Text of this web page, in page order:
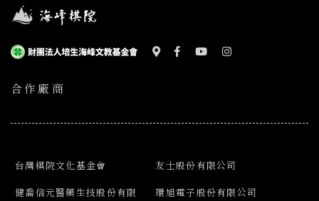
合作廠商
台灣棋院文化基金會
友士股份有限公司
健喬信元醫藥生技股份有限
環旭電子股份有限公司